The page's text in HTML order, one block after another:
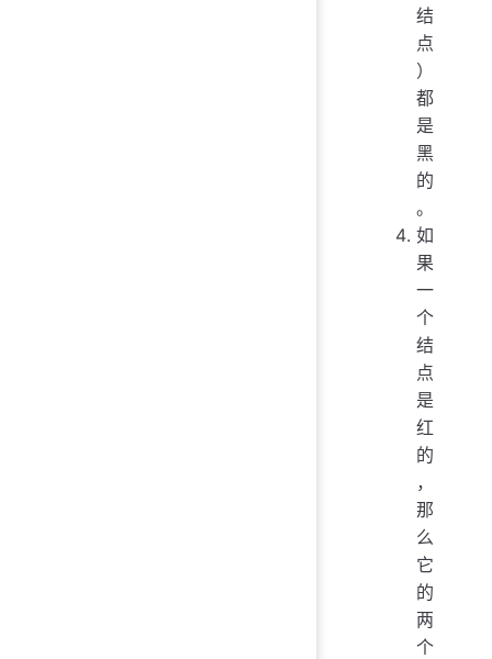
结
点
）
都
是
黑
的
。
如
果
一
个
结
点
是
红
的
，
那
么
它
的
两
个